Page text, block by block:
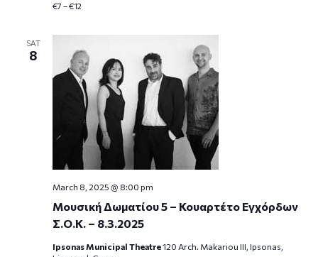
€7 – €12
SAT
8
Μουσική Δωματίου 5 – Κουαρτέτο Εγχόρδων
Σ.Ο.Κ. – 8.3.2025
March 8, 2025 @ 8:00 pm
Ipsonas Municipal Theatre120 Arch. Makariou III, Ipsonas,